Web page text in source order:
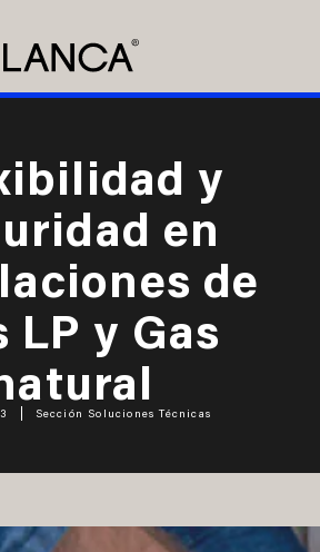
y
en
de
LP y Gas
Sección Soluciones Técnicas